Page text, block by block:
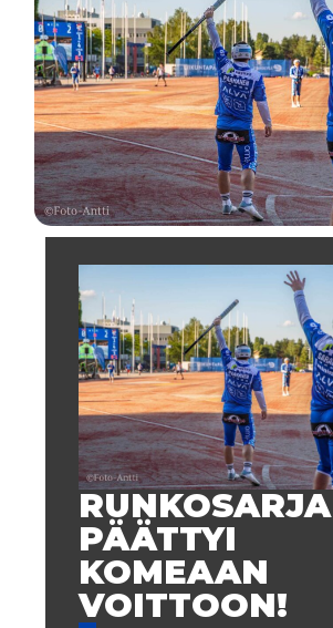
RUNKOSARJA
PÄÄTTYI
KOMEAAN
VOITTOON!